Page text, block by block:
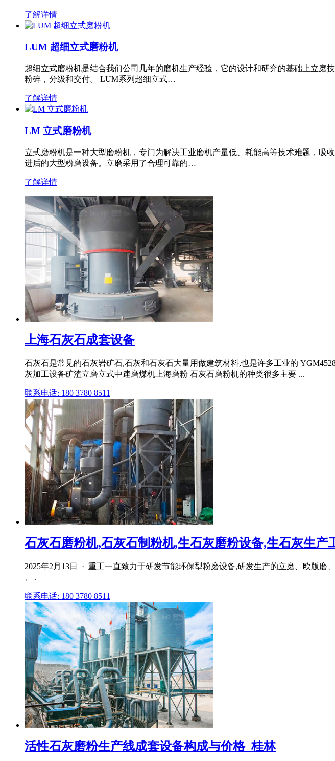
了解详情
LUM 超细立式磨粉机
超细立式磨粉机是结合我们公司几年的磨机生产经验，它的设计和研究的基础上立
粉碎，分级和交付。 LUM系列超细立式…
了解详情
LM 立式磨粉机
立式磨粉机是一种大型磨粉机，专门为解决工业磨机产量低、耗能高等技术难题，
进后的大型粉磨设备。立磨采用了合理可靠的…
了解详情
上海石灰石成套设备
石灰石是常见的石灰岩矿石,石灰和石灰石大量用做建筑材料,也是许多工业的
灰加工设备矿渣立磨立式中速磨煤机上海磨粉 石灰石磨粉机的种类很多主要 ...
联系电话: 180 3780 8511
石灰石磨粉机,石灰石制粉机,生石灰磨粉设备,生石灰生产
2025年2月13日 · 重工一直致力于研发节能环保型粉磨设备,研发生产的立磨、欧版
、 .
联系电话: 180 3780 8511
活性石灰磨粉生产线成套设备构成与价格_桂林